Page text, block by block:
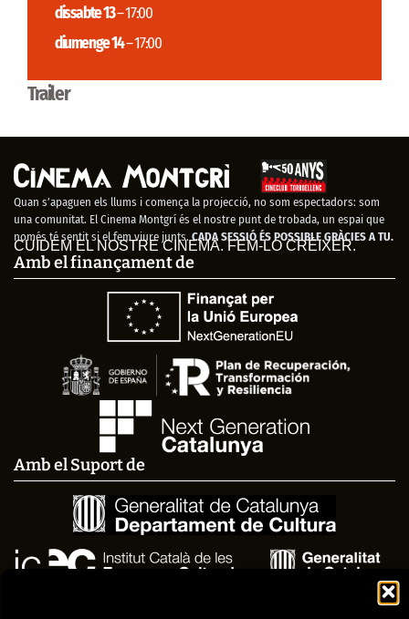
dissabte 13– 17:00
diumenge 14– 17:00
Trailer
Quan s’apaguen els llums i comença la projecció, no som espectadors: som
una comunitat. El Cinema Montgrí és el nostre punt de trobada, un espai que
només té sentit si el fem viure junts. CADA SESSIÓ ÉS POSSIBLE GRÀCIES A TU.
CUIDEM EL NOSTRE CINEMA. FEM-LO CRÉIXER.
Amb el finançament de
Amb el Suport de